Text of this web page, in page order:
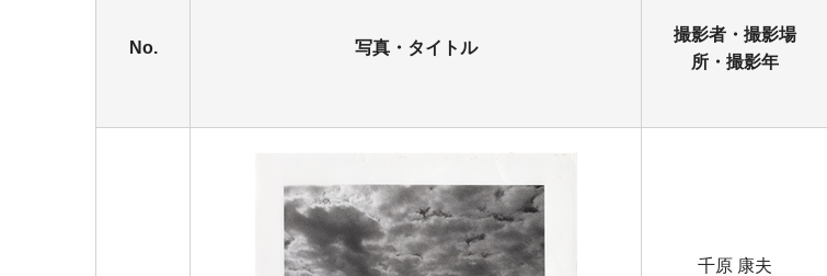
No. 写真・タイトル
撮影者・撮影場
所・撮影年
千原 康夫